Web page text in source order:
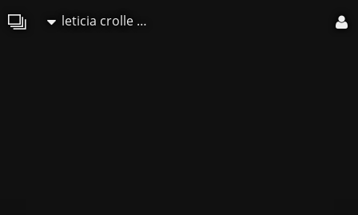
leticia crolle mahoungou